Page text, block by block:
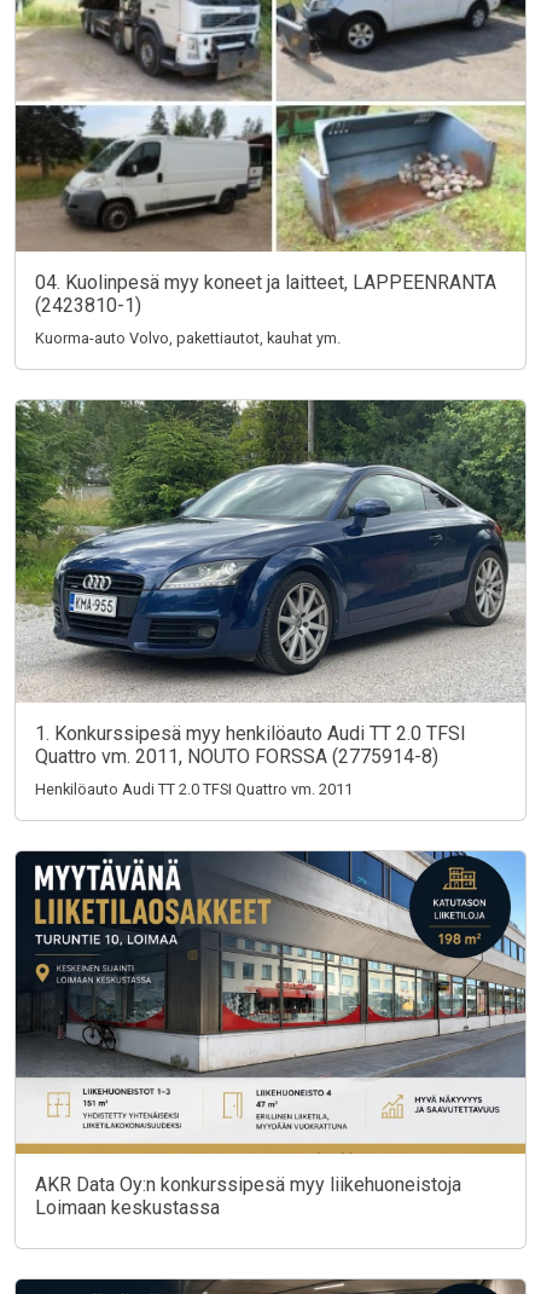
04. Kuolinpesä myy koneet ja laitteet, LAPPEENRANTA
(2423810-1)
Kuorma-auto Volvo, pakettiautot, kauhat ym.
1. Konkurssipesä myy henkilöauto Audi TT 2.0 TFSI
Quattro vm. 2011, NOUTO FORSSA (2775914-8)
Henkilöauto Audi TT 2.0 TFSI Quattro vm. 2011
AKR Data Oy:n konkurssipesä myy liikehuoneistoja
Loimaan keskustassa